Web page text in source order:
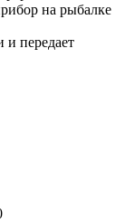
на рыбалке
и передает